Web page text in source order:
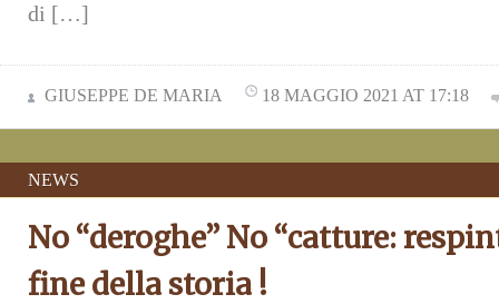
di […]
GIUSEPPE DE MARIA 18 MAGGIO 2021 AT 17:18
NEWS
No “deroghe” No “catture:
fine della storia !